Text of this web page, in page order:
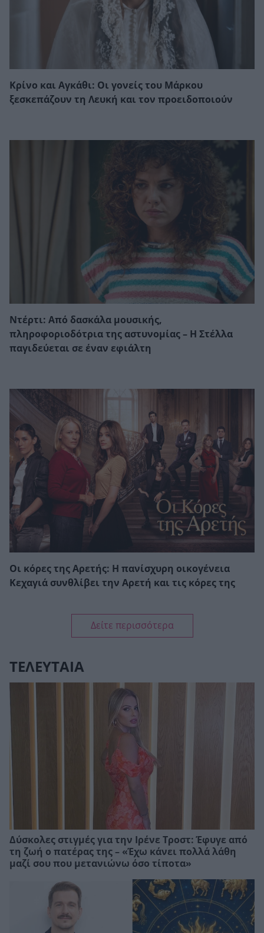
Κρίνο και Αγκάθι: Οι γονείς του Μάρκου
ξεσκεπάζουν τη Λευκή και τον προειδοποιούν
Ντέρτι: Από δασκάλα μουσικής,
πληροφοριοδότρια της αστυνομίας – Η Στέλλα
παγιδεύεται σε έναν εφιάλτη
Οι κόρες της Αρετής: Η πανίσχυρη οικογένεια
Κεχαγιά συνθλίβει την Αρετή και τις κόρες της
Δείτε περισσότερα
ΤΕΛΕΥΤΑΙΑ
Δύσκολες στιγμές για την Ιρένε Τροστ: Έφυγε από
τη ζωή ο πατέρας της – «Έχω κάνει πολλά λάθη
μαζί σου που μετανιώνω όσο τίποτα»